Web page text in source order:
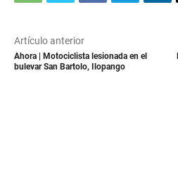
Artículo anterior
Ahora | Motociclista lesionada en el
bulevar San Bartolo, Ilopango